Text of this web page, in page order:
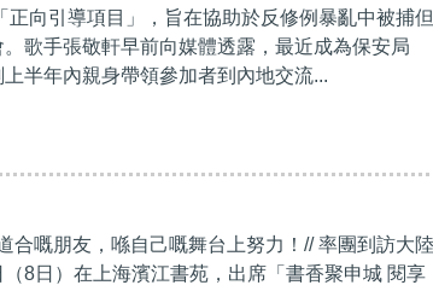
正向引導項目」，旨在協助於反修例暴亂中被捕但
歌手張敬軒早前向媒體透露，最近成為保安局
上半年內親身帶領參加者到內地交流...
合嘅朋友，喺自己嘅舞台上努力！// 率團到訪大陸
8日）在上海濱江書苑，出席「書香聚申城 閱享